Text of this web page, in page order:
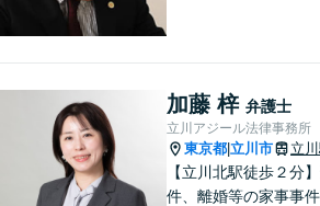
加藤 梓 弁護士
立川アジール法律事務所
東京都 立川市 立
【立川北駅徒歩２分
件、離婚等の家事事